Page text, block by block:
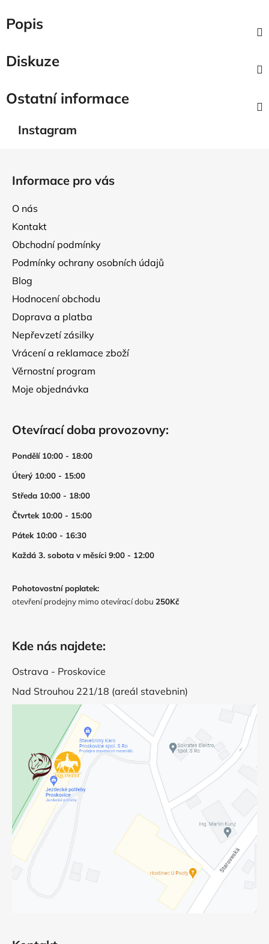
Popis
Diskuze
Ostatní informace
Instagram
Informace pro vás
O nás
Kontakt
Obchodní podmínky
Podmínky ochrany osobních údajů
Blog
Hodnocení obchodu
Doprava a platba
Nepřevzetí zásilky
Vrácení a reklamace zboží
Věrnostní program
Moje objednávka
Otevírací doba provozovny:
Pondělí 10:00 - 18:00
Úterý 10:00 - 15:00
Středa 10:00 - 18:00
Čtvrtek 10:00 - 15:00
Pátek 10:00 - 16:30
Každá 3. sobota v měsíci 9:00 - 12:00
Pohotovostní poplatek:
otevření prodejny mimo otevírací dobu 250Kč
Kde nás najdete:
Ostrava - Proskovice
Nad Strouhou 221/18 (areál stavebnin)